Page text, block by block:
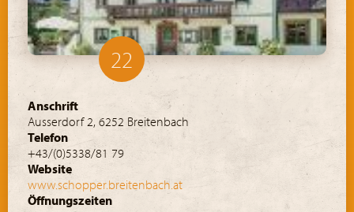
22
Anschrift
Ausserdorf 2, 6252 Breitenbach
Telefon
+43/(0)5338/81 79
Website
www.schopper.breitenbach.at
Öffnungszeiten